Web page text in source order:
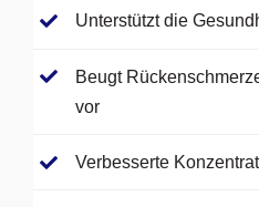
Unterstützt die
Beugt
vor
Verbesserte